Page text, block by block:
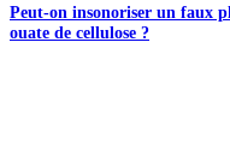
Peut-on insonoriser un faux
ouate de cellulose ?